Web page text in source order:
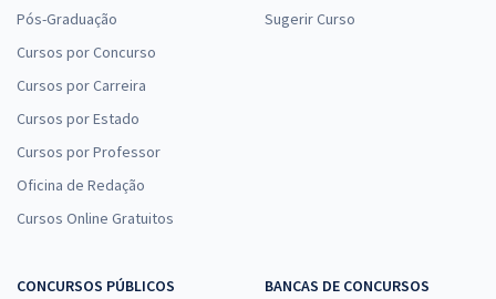
Pós-Graduação
Cursos por Concurso
Cursos por Carreira
Cursos por Estado
Cursos por Professor
Oficina de Redação
Cursos Online Gratuitos
Sugerir Curso
CONCURSOS PÚBLICOS
BANCAS DE CONCURSOS